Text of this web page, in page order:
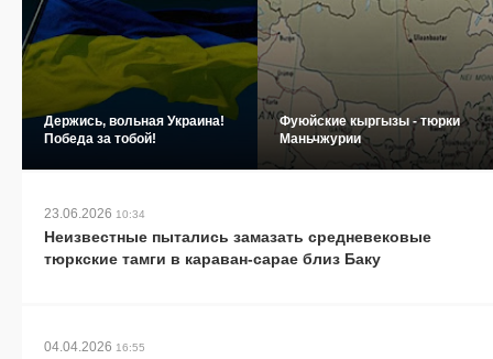
Держись, вольная Украина!
Победа за тобой!
Фуюйские кыргызы - тюрки
Маньчжурии
23.06.2026 10:34
Неизвестные пытались замазать средневековые
тюркские тамги в караван-сарае близ Баку
04.04.2026 16:55